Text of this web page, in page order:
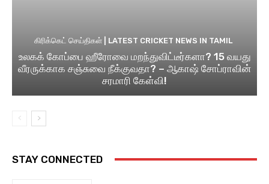
கிரிக்கெட் செய்திகள் | LATEST CRICKET NEWS IN TAMIL
உலகக் கோப்பை ஹீரோவை மறந்துவிட்டீர்களா? 15 வயது
வீரருக்காக சஞ்சுவை நீக்குவதா? – ஆகாஷ் சோப்ராவின்
சரமாரி கேள்வி!
STAY CONNECTED